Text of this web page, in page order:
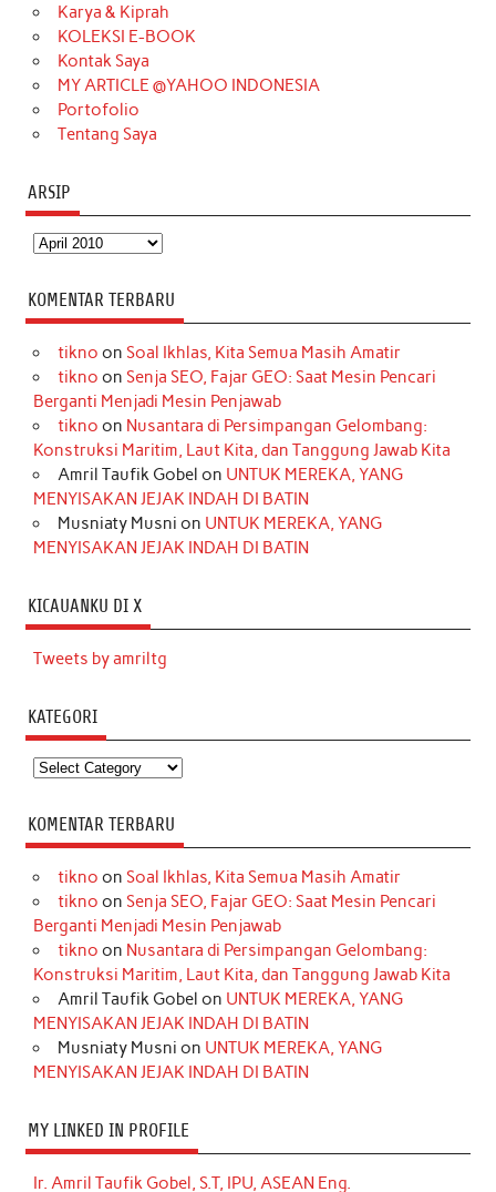
k
a
m
Karya & Kiprah
KOLEKSI E-BOOK
Kontak Saya
MY ARTICLE @YAHOO INDONESIA
Portofolio
Tentang Saya
ARSIP
Arsip
KOMENTAR TERBARU
tikno on Soal Ikhlas, Kita Semua Masih Amatir
tikno on Senja SEO, Fajar GEO: Saat Mesin Pencari
Berganti Menjadi Mesin Penjawab
tikno on Nusantara di Persimpangan Gelombang:
Konstruksi Maritim, Laut Kita, dan Tanggung Jawab Kita
Amril Taufik Gobel on UNTUK MEREKA, YANG
MENYISAKAN JEJAK INDAH DI BATIN
Musniaty Musni on UNTUK MEREKA, YANG
MENYISAKAN JEJAK INDAH DI BATIN
KICAUANKU DI X
Tweets by amriltg
KATEGORI
Kategori
KOMENTAR TERBARU
tikno on Soal Ikhlas, Kita Semua Masih Amatir
tikno on Senja SEO, Fajar GEO: Saat Mesin Pencari
Berganti Menjadi Mesin Penjawab
tikno on Nusantara di Persimpangan Gelombang:
Konstruksi Maritim, Laut Kita, dan Tanggung Jawab Kita
Amril Taufik Gobel on UNTUK MEREKA, YANG
MENYISAKAN JEJAK INDAH DI BATIN
Musniaty Musni on UNTUK MEREKA, YANG
MENYISAKAN JEJAK INDAH DI BATIN
MY LINKED IN PROFILE
Ir. Amril Taufik Gobel, S.T, IPU, ASEAN Eng.